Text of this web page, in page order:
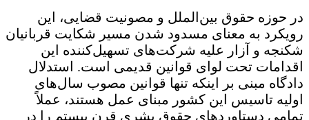
در حوزه حقوق بین‌الملل و مصونیت قضایی، این
رویکرد به معنای مسدود شدن مسیر شکایت قربانیان
شکنجه و آزار علیه شرکت‌های تسهیل‌کننده این
اقدامات تحت لوای قوانین قدیمی است. استدلال
دادگاه مبنی بر اینکه تنها قوانین مصوب سال‌های
اولیه تاسیس این کشور مبنای عمل هستند، عملاً
تمامی دستاوردهای حقوق بشری قرن بیستم را در